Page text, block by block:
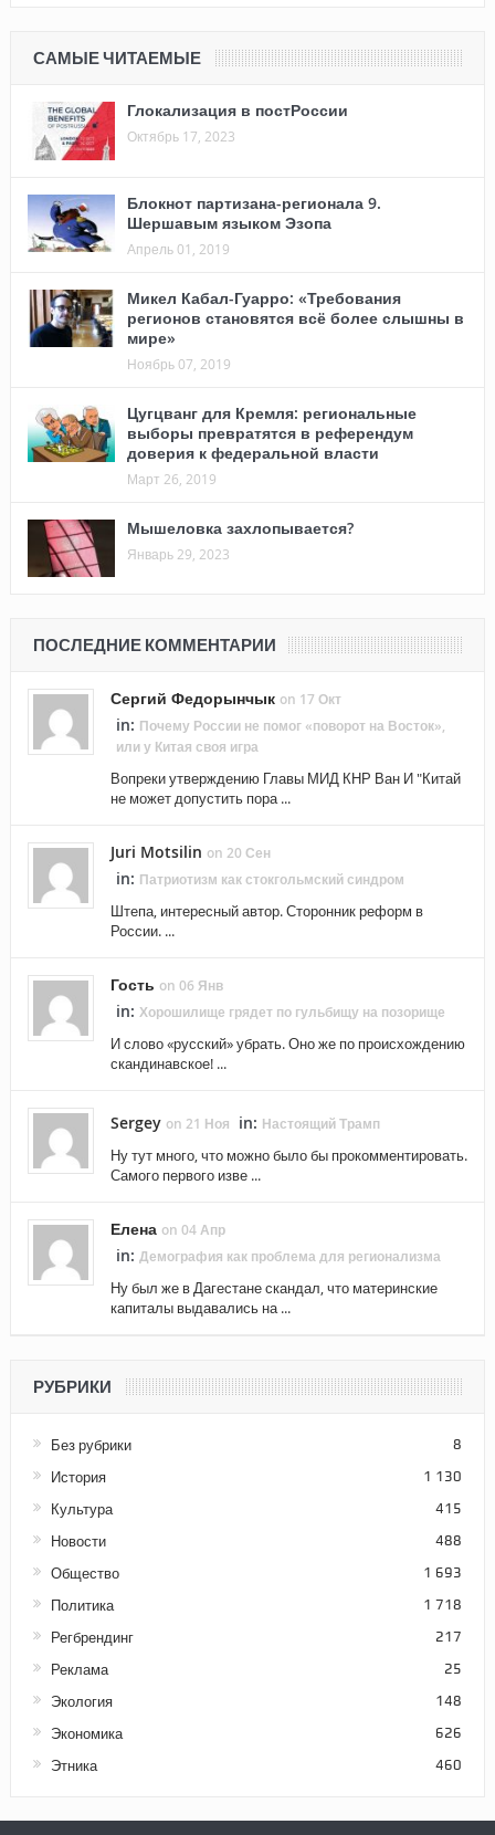
САМЫЕ ЧИТАЕМЫЕ
Глокализация в постРоссии
Октябрь 17, 2023
Блокнот партизана-регионала 9.
Шершавым языком Эзопа
Апрель 01, 2019
Микел Кабал-Гуарро: «Требования
регионов становятся всё более слышны в
мире»
Ноябрь 07, 2019
Цугцванг для Кремля: региональные
выборы превратятся в референдум
доверия к федеральной власти
Март 26, 2019
Мышеловка захлопывается?
Январь 29, 2023
ПОСЛЕДНИЕ КОММЕНТАРИИ
Сергий Федорынчык on 17 Окт
in: Почему России не помог «поворот на Восток»,
или у Китая своя игра
Вопреки утверждению Главы МИД КНР Ван И "Китай
не может допустить пора ...
Juri Motsilin on 20 Сен
in: Патриотизм как стокгольмский синдром
Штепа, интересный автор. Сторонник реформ в
России. ...
Гость on 06 Янв
in: Хорошилище грядет по гульбищу на позорище
И слово «русский» убрать. Оно же по происхождению
скандинавское! ...
Sergey on 21 Ноя in: Настоящий Трамп
Ну тут много, что можно было бы прокомментировать.
Самого первого изве ...
Елена on 04 Апр
in: Демография как проблема для регионализма
Ну был же в Дагестане скандал, что материнские
капиталы выдавались на ...
РУБРИКИ
Без рубрики 8
История 1 130
Культура 415
Новости 488
Общество 1 693
Политика 1 718
Регбрендинг 217
Реклама 25
Экология 148
Экономика 626
Этника 460